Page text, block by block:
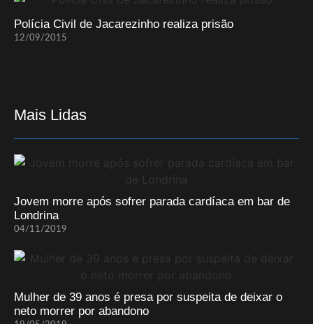
Polícia Civil de Jacarezinho realiza prisão
12/09/2015
Mais Lidas
Jovem morre após sofrer parada cardíaca em bar de
Londrina
04/11/2019
Mulher de 39 anos é presa por suspeita de deixar o
neto morrer por abandono